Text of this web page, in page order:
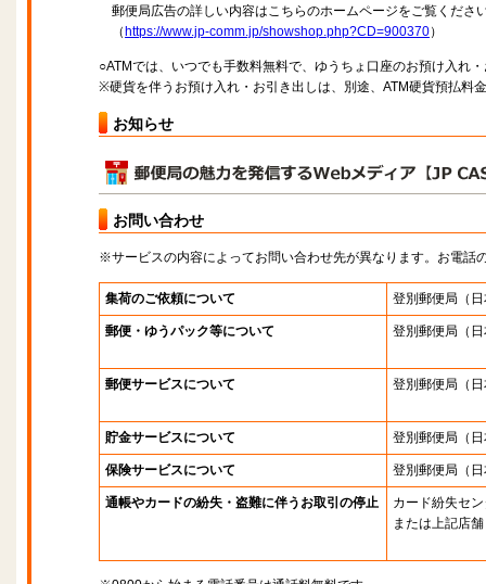
郵便局広告の詳しい内容はこちらのホームページをご覧くださ
（ https://www.jp-comm.jp/showshop.php?CD=900370）
○ATMでは、いつでも手数料無料で、ゆうちょ口座のお預け入れ
※硬貨を伴うお預け入れ・お引き出しは、別途、ATM硬貨預払料
お知らせ
お問い合わせ
※サービスの内容によってお問い合わせ先が異なります。お電話
集荷のご依頼について 登別郵便局 （
郵便・ゆうパック等について 登別郵便局 （
郵便サービスについて 登別郵便局 （
貯金サービスについて 登別郵便局 （
保険サービスについて 登別郵便局 （
通帳やカードの紛失・盗難に伴うお取引の停止
カード紛失セ
または上記店舗